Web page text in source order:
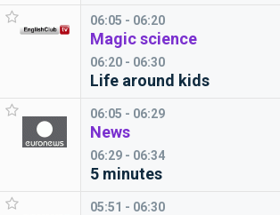
06:05 - 06:20
Magic science
06:20 - 06:30
Life around kids
06:05 - 06:29
News
06:29 - 06:34
5 minutes
05:51 - 06:30